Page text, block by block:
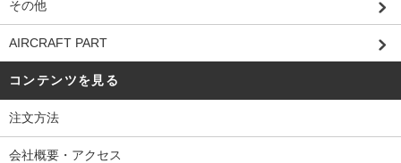
その他
AIRCRAFT PART
コンテンツを見る
注文方法
会社概要・アクセス